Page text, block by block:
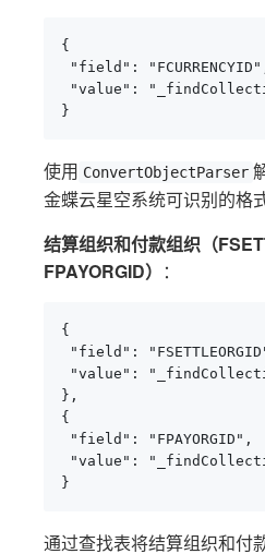
{
"field":
"value":
}
使用 ConvertObjectParser
金蝶云星空系统可识别的格式
结算组织和付款组织（
FPAYORGID） ：
{
"field":
"value":
},
{
"field": "FPAYORGID",
"value":
}
通过查找表将结算组织和付